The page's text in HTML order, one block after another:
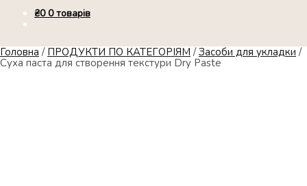
₴0 0 товарів
Головна / ПРОДУКТИ ПО КАТЕГОРІЯМ /Засоби для укладки /
Суха паста для створення текстури Dry Paste